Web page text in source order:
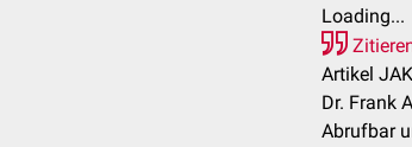
Loading...
Artikel
Dr. Frank
Abrufbar